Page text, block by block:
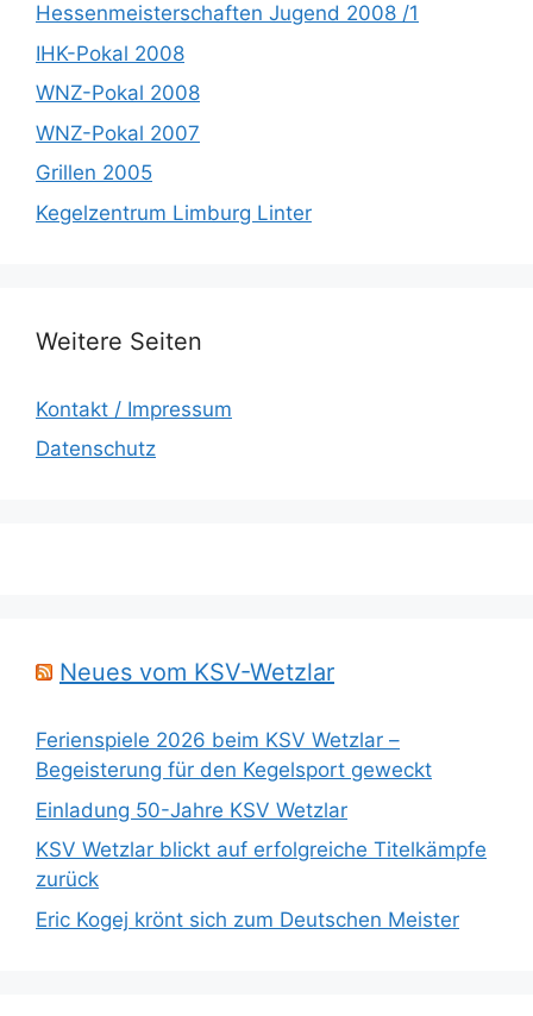
Hessenmeisterschaften Jugend 2008 /1
IHK-Pokal 2008
WNZ-Pokal 2008
WNZ-Pokal 2007
Grillen 2005
Kegelzentrum Limburg Linter
Weitere Seiten
Kontakt / Impressum
Datenschutz
Neues vom KSV-Wetzlar
Ferienspiele 2026 beim KSV Wetzlar –
Begeisterung für den Kegelsport geweckt
Einladung 50-Jahre KSV Wetzlar
KSV Wetzlar blickt auf erfolgreiche Titelkämpfe
zurück
Eric Kogej krönt sich zum Deutschen Meister